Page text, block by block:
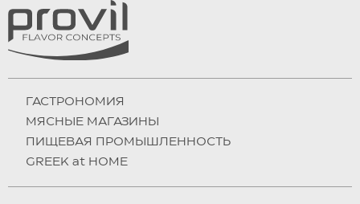
ГАСТРОНОМИЯ
МЯСНЫЕ МАГАЗИНЫ
ПИЩЕВАЯ ПРОМЫШЛЕННОСТЬ
GREEK at HOME